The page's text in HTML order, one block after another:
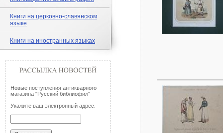
Книги на церковно-славянском
языке
Книги на иностранных языках
Новые поступления антикварного
магазина "Русский библиофил"
Укажите ваш электронный адрес: